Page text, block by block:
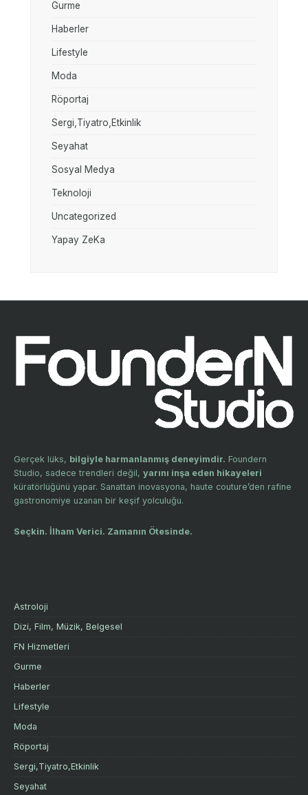
Gurme
Haberler
Lifestyle
Moda
Röportaj
Sergi,Tiyatro,Etkinlik
Seyahat
Sosyal Medya
Teknoloji
Uncategorized
Yapay ZeKa
Gerçek lüks, bilgiyle harmanlanmış deneyimdir. Foundern
Studio, sadece trendleri değil, yarını inşa eden hikayeleri
küratörlüğünü yapar. Sanattan inovasyona, haute couture’den rafine
gastronomiye uzanan bir keşif yolculuğu.
Seçkin. İlham Verici. Zamanın Ötesinde.
Astroloji
Dizi, Film, Müzik, Belgesel
FN Hizmetleri
Gurme
Haberler
Lifestyle
Moda
Röportaj
Sergi,Tiyatro,Etkinlik
Seyahat